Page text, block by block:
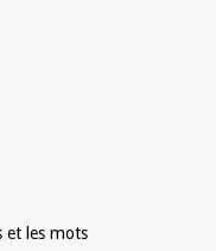
et les mots